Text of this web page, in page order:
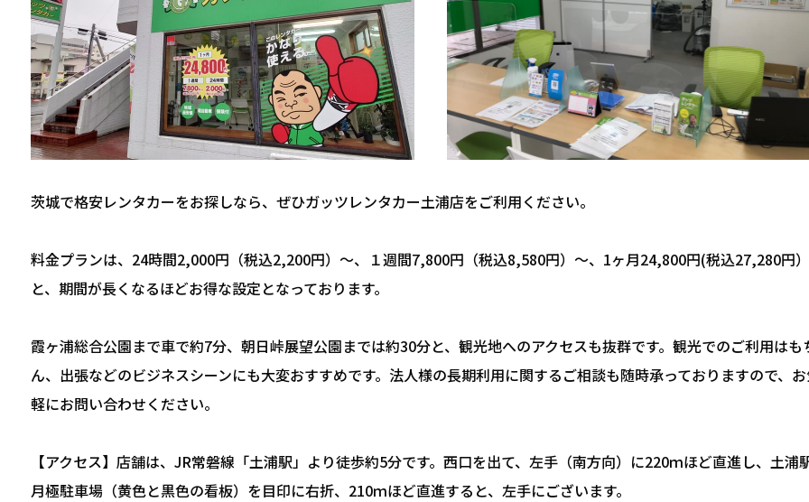
茨城で格安レンタカーをお探しなら、ぜひガッツレンタカー土浦店をご利用ください。
料金プランは、24時間2,000円（税込2,200円）～、１週間7,800円（税込8,580円）～、1ヶ月24,800円(税込27,280円
と、期間が長くなるほどお得な設定となっております。
霞ヶ浦総合公園まで車で約7分、朝日峠展望公園までは約30分と、観光地へのアクセスも抜群です。観光でのご利用はも
ん、出張などのビジネスシーンにも大変おすすめです。法人様の長期利用に関するご相談も随時承っておりますので、
軽にお問い合わせください。
【アクセス】店舗は、JR常磐線「土浦駅」より徒歩約5分です。西口を出て、左手（南方向）に220ｍほど直進し、土浦
月極駐車場（黄色と黒色の看板）を目印に右折、210ｍほど直進すると、左手にございます。